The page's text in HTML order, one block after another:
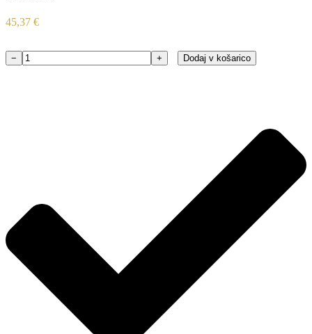
45,37 €
Filter
− + Dodaj v košarico